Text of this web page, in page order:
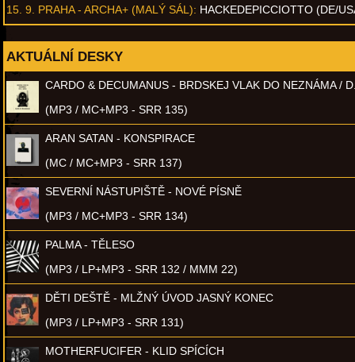
15. 9. PRAHA - ARCHA+ (MALÝ SÁL): HACKEDEPICCIOTTO (DE/
AKTUÁLNÍ DESKY
CARDO & DECUMANUS - BRDSKEJ VLAK DO NEZNÁMA /
(MP3 / MC+MP3 - SRR 135)
ARAN SATAN - KONSPIRACE
(MC / MC+MP3 - SRR 137)
SEVERNÍ NÁSTUPIŠTĚ - NOVÉ PÍSNĚ
(MP3 / MC+MP3 - SRR 134)
PALMA - TĚLESO
(MP3 / LP+MP3 - SRR 132 / MMM 22)
DĚTI DEŠTĚ - MLŽNÝ ÚVOD JASNÝ KONEC
(MP3 / LP+MP3 - SRR 131)
MOTHERFUCIFER - KLID SPÍCÍCH